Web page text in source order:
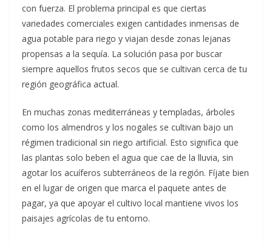
con fuerza. El problema principal es que ciertas
variedades comerciales exigen cantidades inmensas de
agua potable para riego y viajan desde zonas lejanas
propensas a la sequía. La solución pasa por buscar
siempre aquellos frutos secos que se cultivan cerca de tu
región geográfica actual.
En muchas zonas mediterráneas y templadas, árboles
como los almendros y los nogales se cultivan bajo un
régimen tradicional sin riego artificial. Esto significa que
las plantas solo beben el agua que cae de la lluvia, sin
agotar los acuíferos subterráneos de la región. Fíjate bien
en el lugar de origen que marca el paquete antes de
pagar, ya que apoyar el cultivo local mantiene vivos los
paisajes agrícolas de tu entorno.